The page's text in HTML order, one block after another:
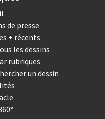
de presse
+ récents
les dessins
rubriques
un dessin